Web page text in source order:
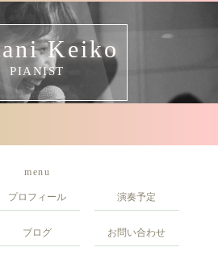
Keiko
PIANIST
menu
プロフィール 演奏予定
ブログ お問い合わせ